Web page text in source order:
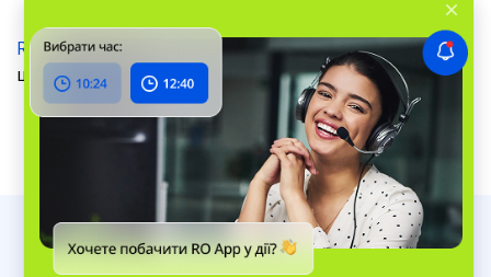
RO App › Блог Прокачай › Як використовувати
штучний інтелект для малого бізнесу
Можливості
Онлайн запис клієнтів